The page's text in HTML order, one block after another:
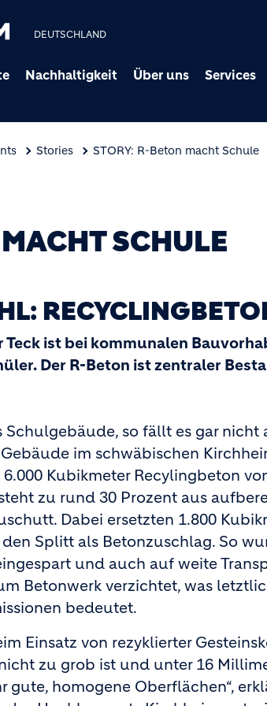
DEUTSCHLAND
Nachhaltigkeit Über uns Services
Stories STORY: R-Beton macht Schule
SCHULE
Teck ist bei kommunalen
Der R-Beton ist zentraler
Schulgebäude, so fällt es gar nicht
im schwäbischen
Kubik­meter Recylingbeton
zu rund 30 Prozent aus
Dabei ersetzten 1.800
Splitt als Betonzuschlag. So
und auch auf weite
Betonwerk verzichtet, was
bedeutet.
Einsatz von rezyklierter
zu grob ist und unter 16
gute, homogene Oberflächen“,